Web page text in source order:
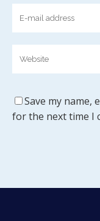
Save my name,
for the next time I